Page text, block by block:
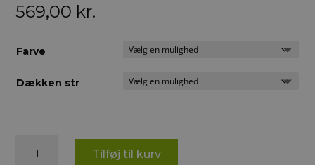
569,00 kr.
Farve
Dækken str
horses
Tilføj til kurv